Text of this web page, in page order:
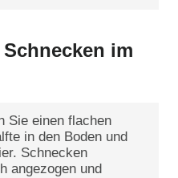
im
Sie einen flachen
in den Boden und
Schnecken
angezogen und